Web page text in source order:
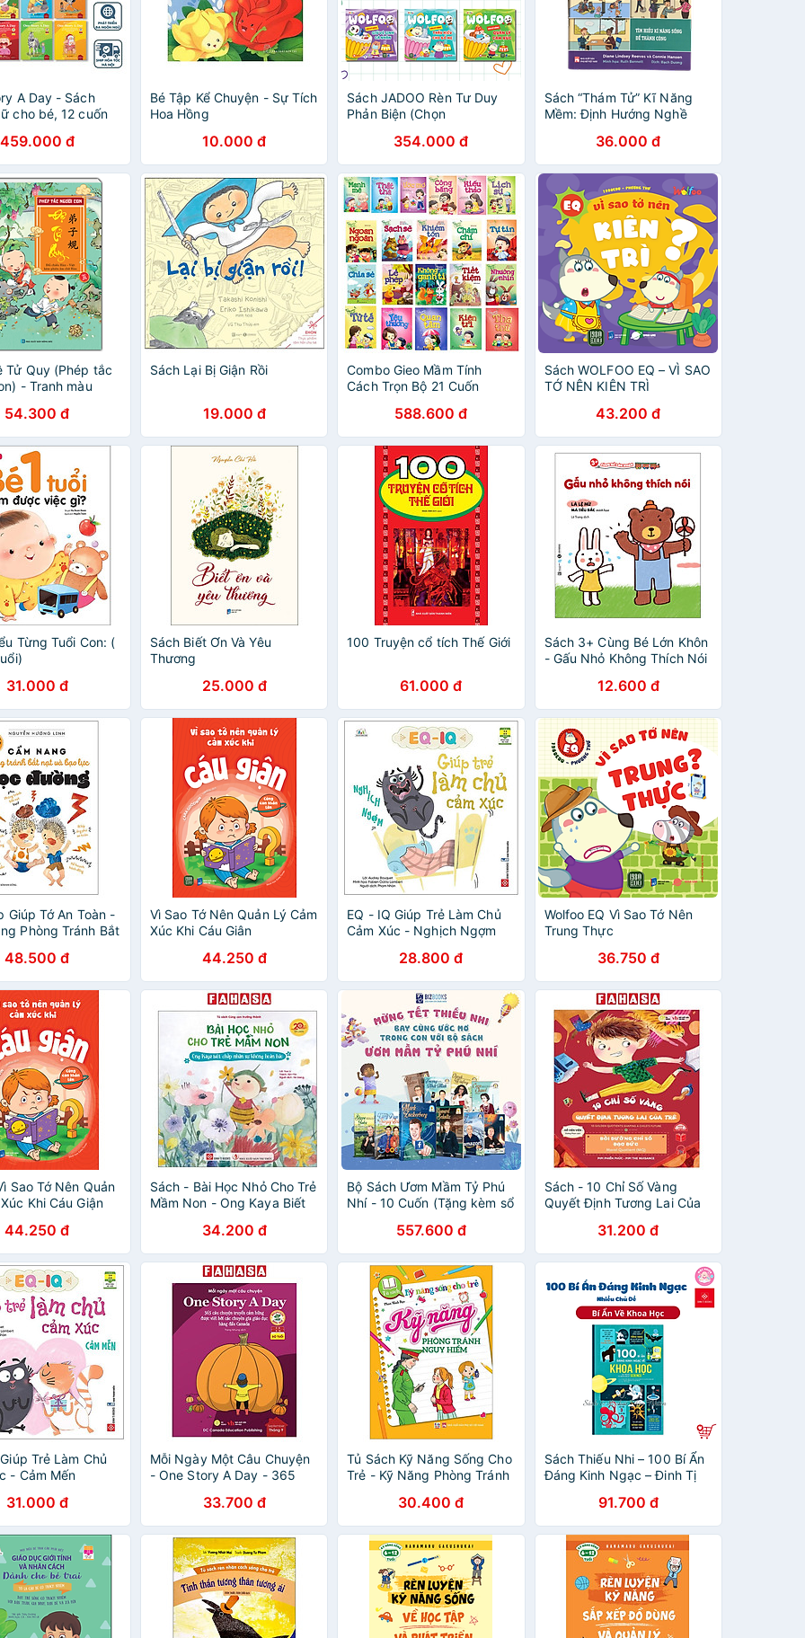
A Day - Sách
cho bé, 12 cuốn
trí tuệ và nuôi
hồn - Tặng kèm
& note từng vựng
459.000 đ
Bé Tập Kể Chuyện - Sự Tích
Hoa Hồng
10.000 đ
Sách JADOO Rèn Tư Duy
Phản Biện (Chọn
354.000 đ
Sách “Thám Tử” Kĩ Năng
Mềm: Định Hướng Nghề
Thái Độ/ Tư Duy Phản Biện
36.000 đ
Tử Quy (Phép tắc
- Tranh màu
54.300 đ
Sách Lại Bị Giận Rồi
19.000 đ
Combo Gieo Mầm Tính
Cách Trọn Bộ 21 Cuốn
588.600 đ
Sách WOLFOO EQ – VÌ SAO
TỚ NÊN KIÊN TRÌ
43.200 đ
Từng Tuổi Con: (
31.000 đ
Sách Biết Ơn Và Yêu
Thương
25.000 đ
100 Truyện cổ tích Thế Giới
61.000 đ
Sách 3+ Cùng Bé Lớn Khôn
- Gấu Nhỏ Không Thích Nói
12.600 đ
Giúp Tớ An Toàn -
Phòng Tránh Bắt
48.500 đ
Vì Sao Tớ Nên Quản Lý Cảm
Xúc Khi Cáu Giân
44.250 đ
EQ - IQ Giúp Trẻ Làm Chủ
Cảm Xúc - Nghịch Ngợm
28.800 đ
Wolfoo EQ Vì Sao Tớ Nên
Trung Thực
36.750 đ
Sao Tớ Nên Quản
Khi Cáu Giận
44.250 đ
Sách - Bài Học Nhỏ Cho Trẻ
Mầm Non - Ong Kaya Biết
34.200 đ
Bộ Sách Ươm Mầm Tỷ Phú
Nhí - 10 Cuốn (Tặng kèm sổ
557.600 đ
Sách - 10 Chỉ Số Vàng
Quyết Định Tương Lai Của
Đức - Moral Quotient (MQ) -
Pipi Phiền Phức - Pipi The
Nuisance - Song Ngữ Anh-
Việt
31.200 đ
Trẻ Làm Chủ
- Cảm Mến
31.000 đ
Mỗi Ngày Một Câu Chuyện
- One Story A Day - 365
Hứng Được Viết Bởi Các
Chuyên Gia Giáo Dục Hàng
Đầu Canada - Tháng 9
33.700 đ
Tủ Sách Kỹ Năng Sống Cho
Trẻ - Kỹ Năng Phòng Tránh
30.400 đ
Sách Thiếu Nhi – 100 Bí Ẩn
Đáng Kinh Ngạc – Đinh Tị
91.700 đ